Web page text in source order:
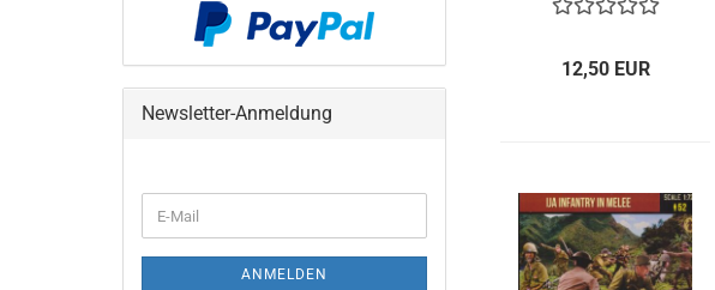
napoleonische
12,50 EUR
Newsletter-Anmeldung
ZUR
E-
Mail
ANMELDEN